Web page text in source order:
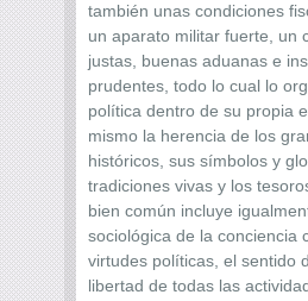
también unas condiciones
un aparato militar fuerte, un
justas, buenas aduanas e
prudentes, todo lo cual lo
política dentro de su propia
mismo la herencia de los
históricos, sus símbolos y
tradiciones vivas y los
bien común incluye
sociológica de la conciencia
virtudes políticas, el sentido
libertad de todas las